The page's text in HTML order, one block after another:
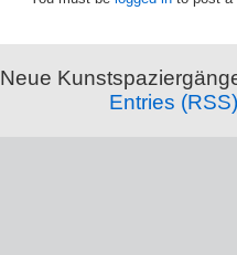
Neue
Entries (RSS)